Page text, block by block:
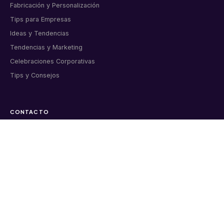
Fabricación y Personalización
Tips para Empresas
Ideas y Tendencias
Tendencias y Marketing
Celebraciones Corporativas
Tips y Consejos
CONTACTO